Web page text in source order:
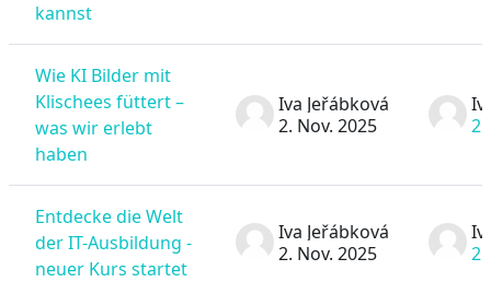
kannst
Wie KI Bilder mit
Klischees füttert –
was wir erlebt
haben
Iva Jeřábková
2. Nov. 2025
2.
Entdecke die Welt
der IT-Ausbildung -
neuer Kurs startet
Iva Jeřábková
2. Nov. 2025
2.